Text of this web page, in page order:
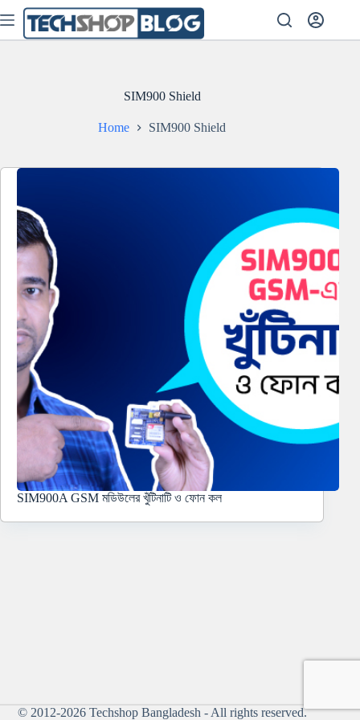
to
content
SIM900 Shield
Home SIM900 Shield
SIM900A GSM মডিউলের খুঁটিনাটি ও ফোন কল
© 2012-2026 Techshop Bangladesh - All rights reserved.